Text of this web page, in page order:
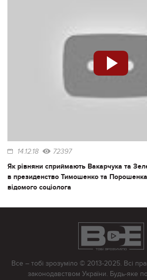
14.12.18 72397
Як рівняни сприймають Вакарчука та
в президенство Тимошенко та
відомого соціолога
Все – тобі зрозуміло © 2013-2025. Всі
законодавством України. Будь-яке